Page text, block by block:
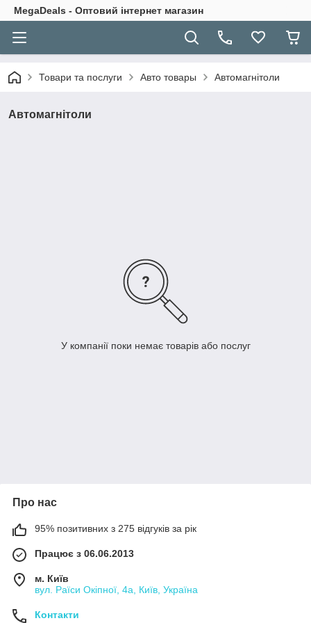
MegaDeals - Оптовий інтернет магазин
Товари та послуги Авто товары Автомагнітоли
Автомагнітоли
У компанії поки немає товарів або послуг
Про нас
95% позитивних з 275 відгуків за рік
Працює з 06.06.2013
м. Київ
вул. Раїси Окіпної, 4а, Київ, Україна
Контакти